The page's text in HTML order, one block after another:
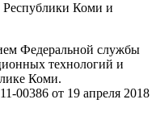
Коми и
Федеральной службы
технологий и
Коми.
00386 от 19 апреля 2018